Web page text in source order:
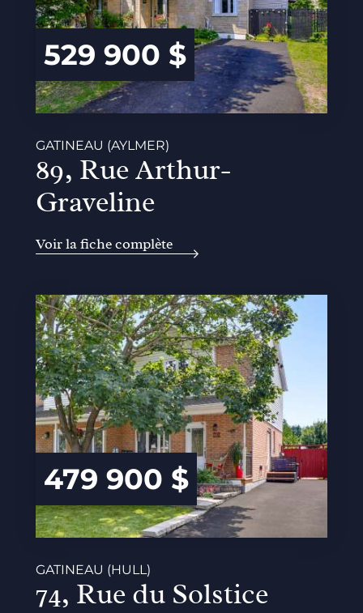
529 900 $
GATINEAU (AYLMER)
89, Rue Arthur-
Graveline
Voir la fiche complète
479 900 $
GATINEAU (HULL)
74, Rue du Solstice